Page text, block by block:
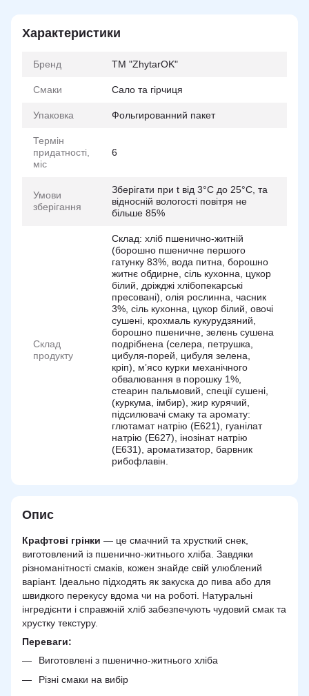
Характеристики
Бренд ТМ "ZhytarOK"
Смаки Сало та гірчиця
Упаковка Фольгированний пакет
Термін
придатності,
міс
6
Умови
зберігання
Зберiгати при t вiд 3°C до 25°C, та
вiдноснiй вологостi повiтря не
бiльше 85%
Склад
продукту
Склад: хліб пшенично-житній
(борошно пшеничне першого
гатунку 83%, вода питна, борошно
житнє обдирне, сіль кухонна, цукор
білий, дріжджі хлібопекарські
пресовані), олія рослинна, часник
3%, сіль кухонна, цукор білий, овочі
сушені, крохмаль кукурудзяний,
борошно пшеничне, зелень сушена
подрібнена (селера, петрушка,
цибуля-порей, цибуля зелена,
кріп), мʼясо курки механічного
обвалювання в порошку 1%,
стеарин пальмовий, спеції сушені,
(куркума, імбир), жир курячий,
підсилювачі смаку та аромату:
глютамат натрію (Е621), гуанілат
натрію (Е627), інозінат натрію
(Е631), ароматизатор, барвник
рибофлавін.
Опис
Крафтові грінки — це смачний та хрусткий снек,
виготовлений із пшенично-житнього хліба. Завдяки
різноманітності смаків, кожен знайде свій улюблений
варіант. Ідеально підходять як закуска до пива або для
швидкого перекусу вдома чи на роботі. Натуральні
інгредієнти і справжній хліб забезпечують чудовий смак та
хрустку текстуру.
Переваги:
Виготовлені з пшенично-житнього хліба
Різні смаки на вибір